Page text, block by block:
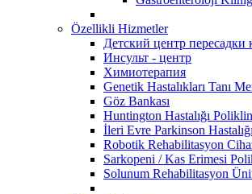
Özellikli Hizmetler
Детский центр пересадки
Инсульт - центр
Химиотерапия
Genetik Hastalıkları Tanı
Göz Bankası
Huntington Hastalığı
İleri Evre Parkinson Hastalığı
Robotik Rehabilitasyon
Sarkopeni / Kas Erimesi
Solunum Rehabilitasyon